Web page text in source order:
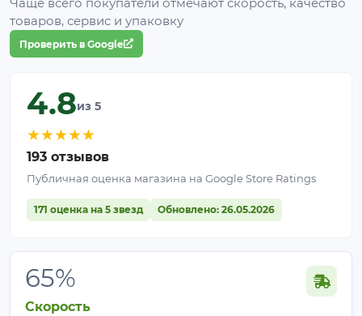
предварительно слить. Монтировать необходимо
на ровное твердое горизонтальное основание,
габариты которого не должны быть меньше
внешнее физическое воздействие.
товаров, сервис и упаковку
Проверить в Google
4.8из 5
★★★★★
193 отзывов
Публичная оценка магазина на Google Store Ratings
171 оценка на 5 звезд Обновлено: 26.05.2026
65%
Скорость